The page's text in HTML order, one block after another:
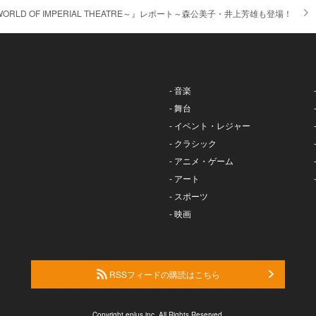
OF IMPERIAL THEATRE～』レポート～森公美子・井上芳雄も登場！
- 音楽
- 舞台
- イベント・レジャー
- クラシック
- アニメ・ゲーム
- アート
- スポーツ
- 映画
RSSフィードの購読はこちら